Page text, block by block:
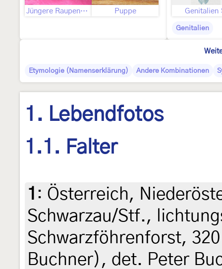
Jüngere Raupenstadien Puppe Genitalien
Genitalien
Etymologie (Namenserklärung) Andere Kombinationen
1. Lebendfotos
1.1. Falter
1 : Österreich,
Schwarzau/Stf.,
Schwarzföhrenforst,
Buchner), det. Peter